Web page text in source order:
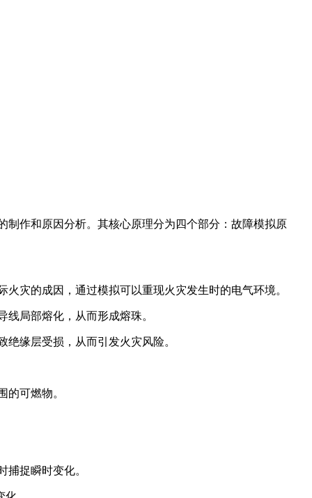
作和原因分析。其核心原理分为四个部分：故障模拟原
灾的成因，通过模拟可以重现火灾发生时的电气环境。
局部熔化，从而形成熔珠。
缘层受损，从而引发火灾风险。
可燃物。
捉瞬时变化。